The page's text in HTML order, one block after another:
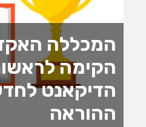
המכללה
הקימה
הדיקאנט
ההוראה